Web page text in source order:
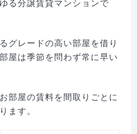
る分譲賃貸マンションで
グレードの高い部屋を借り
屋は季節を問わず常に早い
部屋の賃料を間取りごとに
ます。